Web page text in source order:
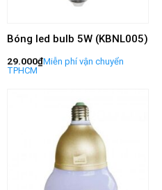
Bóng led bulb 5W (KBNL005)
29.000₫